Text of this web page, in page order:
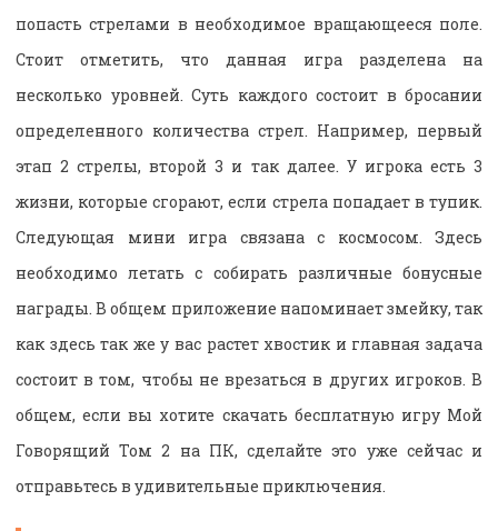
попасть стрелами в необходимое вращающееся поле.
Стоит отметить, что данная игра разделена на
несколько уровней. Суть каждого состоит в бросании
определенного количества стрел. Например, первый
этап 2 стрелы, второй 3 и так далее. У игрока есть 3
жизни, которые сгорают, если стрела попадает в тупик.
Следующая мини игра связана с космосом. Здесь
необходимо летать с собирать различные бонусные
награды. В общем приложение напоминает змейку, так
как здесь так же у вас растет хвостик и главная задача
состоит в том, чтобы не врезаться в других игроков. В
общем, если вы хотите скачать бесплатную игру Мой
Говорящий Том 2 на ПК, сделайте это уже сейчас и
отправьтесь в удивительные приключения.